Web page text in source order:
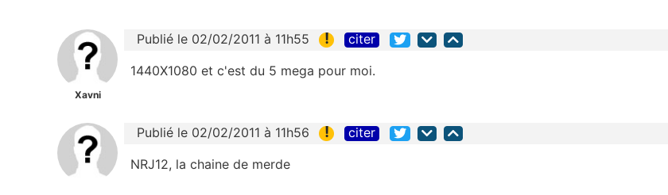
Xavni
Publié le 02/02/2011 à 11h55 ! citer
1440X1080 et c'est du 5 mega pour moi.
Publié le 02/02/2011 à 11h56 ! citer
NRJ12, la chaine de merde